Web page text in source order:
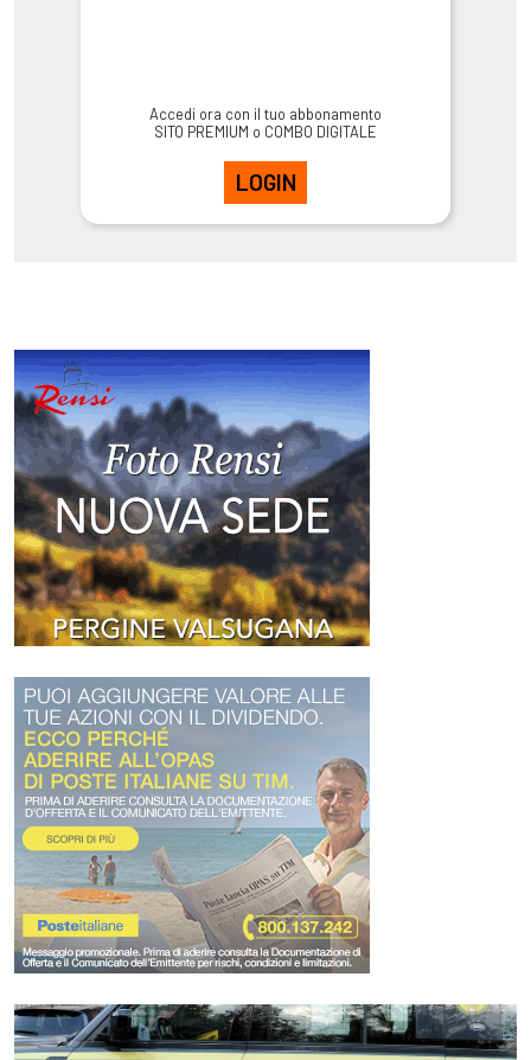
Accedi ora con il tuo abbonamento
SITO PREMIUM o COMBO DIGITALE
LOGIN